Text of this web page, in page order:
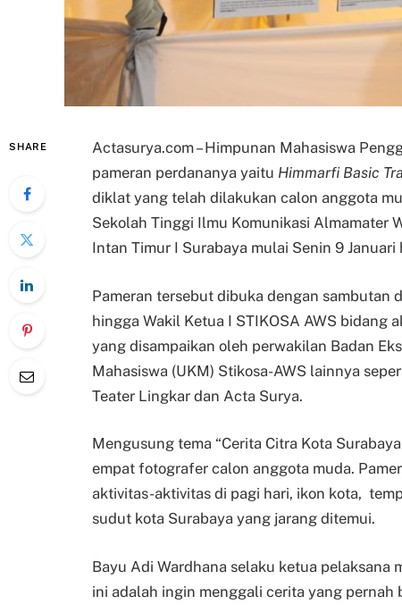
SHARE
Actasurya.com – Himpunan Mahasiswa
pameran perdananya yaitu Himmarfi Basic
diklat yang telah dilakukan calon anggota
Sekolah Tinggi Ilmu Komunikasi Almamater
Intan Timur I Surabaya mulai Senin 9
Pameran tersebut dibuka dengan sambutan
hingga Wakil Ketua I STIKOSA AWS bidang
yang disampaikan oleh perwakilan Badan
Mahasiswa (UKM) Stikosa-AWS lainnya
Teater Lingkar dan Acta Surya.
Mengusung tema “Cerita Citra Kota
empat fotografer calon anggota muda.
aktivitas-aktivitas di pagi hari, ikon kota,
sudut kota Surabaya yang jarang ditemui.
Bayu Adi Wardhana selaku ketua
ini adalah ingin menggali cerita yang